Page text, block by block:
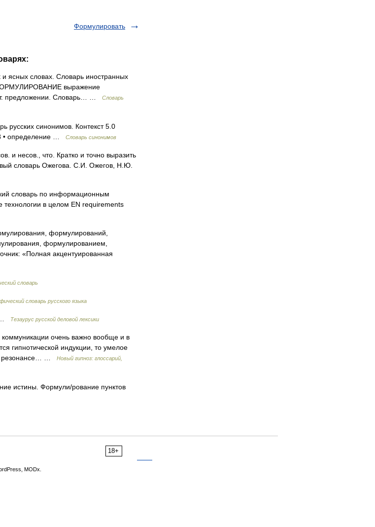
Формулировать
ясных словах. Словарь иностранных
ФОРМУЛИРОВАНИЕ выражение
предложении. Словарь… …
Словарь
русских синонимов. Контекст 5.0
• определение …
Словарь синонимов
несов., что. Кратко и точно выразить
словарь Ожегова. С.И. Ожегов, Н.Ю.
словарь по информационным
в целом EN requirements
формулирований,
формулированием,
«Полная акцентуированная
словарь
словарь русского языка
… Тезаурус русской деловой лексики
очень важно вообще и в
гипнотической индукции, то умелое
о резонансе… …
Новый гипноз: глоссарий,
истины. Формули/рование пунктов
18+
MODx.